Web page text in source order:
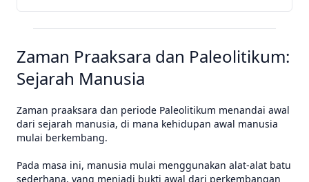
Zaman Praaksara dan Paleolitikum:
Sejarah Manusia
Zaman praaksara dan periode Paleolitikum menandai awal
dari sejarah manusia, di mana kehidupan awal manusia
mulai berkembang.
Pada masa ini, manusia mulai menggunakan alat-alat batu
sederhana, yang menjadi bukti awal dari perkembangan